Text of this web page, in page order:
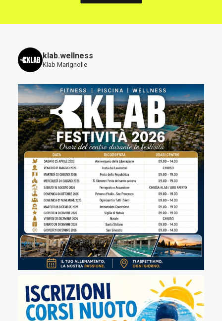
klab.wellness
Klab Marignolle